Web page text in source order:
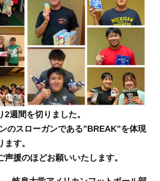
週間を切りました。
のスローガンである”BREAK”を体現
す。
援のほどお願いいたします。